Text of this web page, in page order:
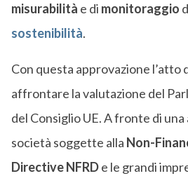
misurabilità e di monitoraggio
sostenibilità.
Con questa approvazione l’atto
affrontare la valutazione del
del Consiglio UE. A fronte di
società soggette alla Non-
Directive NFRDe le grandi